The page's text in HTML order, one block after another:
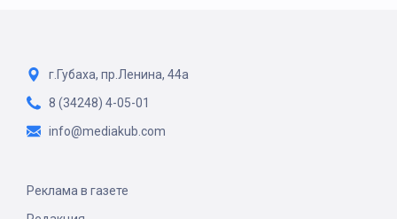
г.Губаха, пр.Ленина, 44а
8 (34248) 4-05-01
info@mediakub.com
Реклама в газете